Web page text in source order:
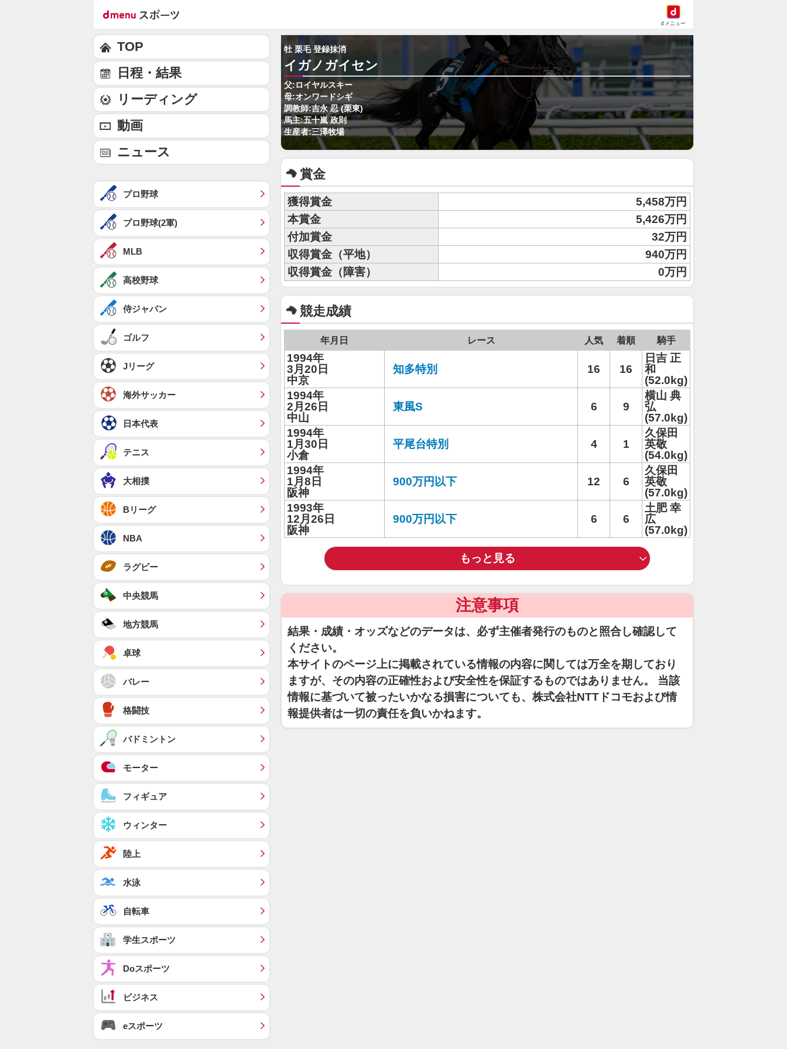
dメニュー
牡 栗毛 登録抹消
イガノガイセン
父:ロイヤルスキー
母:オンワードシギ
調教師:吉永 忍 (栗東)
馬主:五十嵐 政則
生産者:三澤牧場
賞金
獲得賞金
5,458万円
本賞金
5,426万円
付加賞金
32万円
収得賞金（平地）
940万円
収得賞金（障害）
0万円
競走成績
年月日 レース 人気 着順 騎手
1994年
3月20日
中京
知多特別 16 16
日吉 正
和
(52.0kg)
1994年
2月26日
中山
東風S 6 9
横山 典
弘
(57.0kg)
1994年
1月30日
小倉
平尾台特別 4 1
久保田
英敬
(54.0kg)
1994年
1月8日
阪神
900万円以下 12 6
久保田
英敬
(57.0kg)
1993年
12月26日
阪神
900万円以下 6 6
土肥 幸
広
(57.0kg)
もっと見る
注意事項
結果・成績・オッズなどのデータは、必ず主催者発行のものと照合し確認して
ください。
本サイトのページ上に掲載されている情報の内容に関しては万全を期しており
ますが、その内容の正確性および安全性を保証するものではありません。 当該
情報に基づいて被ったいかなる損害についても、株式会社NTTドコモおよび情
報提供者は一切の責任を負いかねます。
TOP
日程・結果
リーディング
動画
ニュース
プロ野球
プロ野球(2軍)
MLB
高校野球
侍ジャパン
ゴルフ
Jリーグ
海外サッカー
日本代表
テニス
大相撲
Bリーグ
NBA
ラグビー
中央競馬
地方競馬
卓球
バレー
格闘技
バドミントン
モーター
フィギュア
ウィンター
陸上
水泳
自転車
学生スポーツ
Doスポーツ
ビジネス
eスポーツ